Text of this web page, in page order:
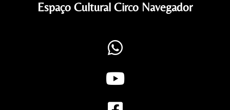
Espaço Cultural Circo Navegador